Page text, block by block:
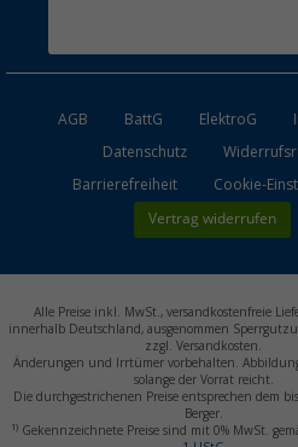
AGB BattG ElektroG
Datenschutz
Barrierefreiheit
Cookie-
Vertrag widerrufen
Alle Preise inkl. MwSt., versandkostenfreie
innerhalb Deutschland, ausgenommen
zzgl. Versandkosten.
Änderungen und Irrtümer vorbehalten.
solange der Vorrat reicht.
Die durchgestrichenen Preise entsprechen dem
Berger.
1)Gekennzeichnete Preise sind mit 0% MwSt.